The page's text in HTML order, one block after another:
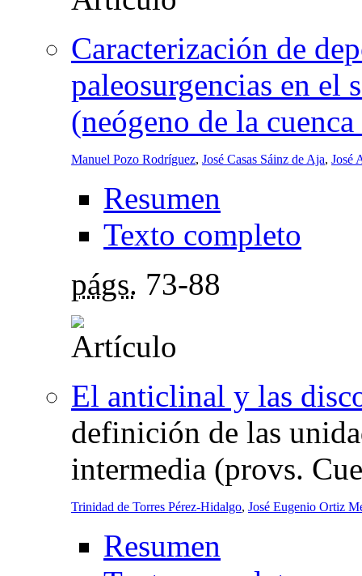
Caracterización de
paleosurgencias en el
(neógeno de la
Manuel Pozo Rodríguez, José Casas Sáinz de Aja, José
Resumen
Texto completo
págs. 73-88
El anticlinal y las
definición de las
intermedia (provs.
Trinidad de Torres Pérez-Hidalgo, José Eugenio Ortiz
Resumen